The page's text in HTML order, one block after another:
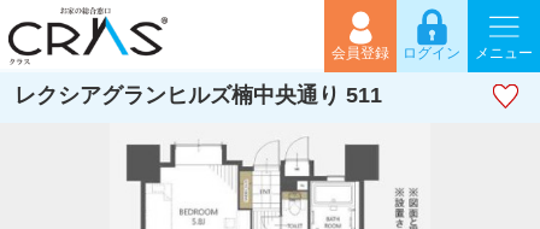
会員登録 ログイン メニュー
レクシアグランヒルズ楠中央通り 511